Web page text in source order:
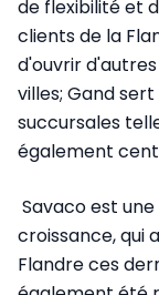
de flexibilité et
clients de la
d'ouvrir
villes; Gand
succursales
également
Savaco est
croissance, qui
Flandre ces